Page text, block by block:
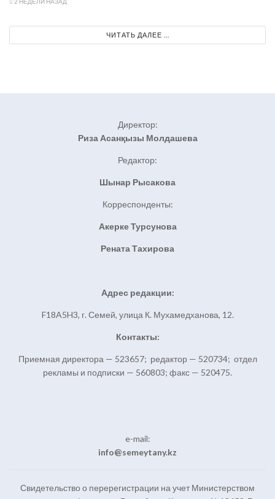
ЧИТАТЬ ДАЛЕЕ ...
Директор:
Риза Асанқызы Молдашева
Редактор:
Шынар Рысакова
Корреспонденты:
Акерке Турсунова
Рената Тахирова
Адрес редакции:
F18A5H3, г. Семей, улица К. Мухамедханова, 12.
Контакты:
Приемная директора — 523657; редактор — 520734; отдел
рекламы и подписки — 560803; факс — 520475.
e-mail:
info@semeytany.kz
Свидетельство о перерегистрации на учет Министерством